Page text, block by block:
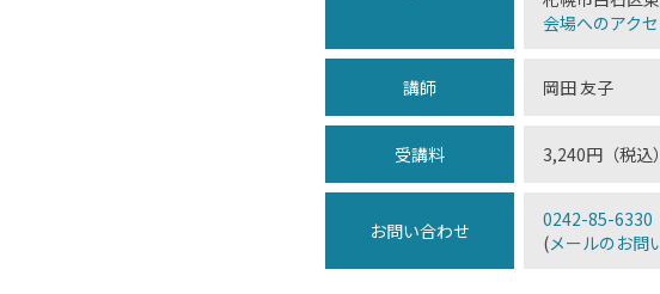
会場へのアク
講師 岡田 友子
受講料 3,240円（税込）
お問い合わせ
0242-85-6330
(メールのお問